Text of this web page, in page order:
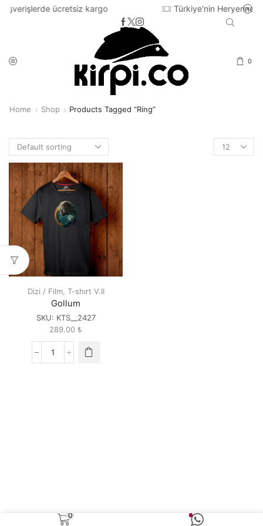
kargo Türkiye'nin Heryerine 2-3 iş günü
0
Home Shop Products Tagged “ring”
Products
per
Dizi / Film, T-shırt V.II
Gollum
SKU: KTS__2427
289.00 ₺
Gollum
0